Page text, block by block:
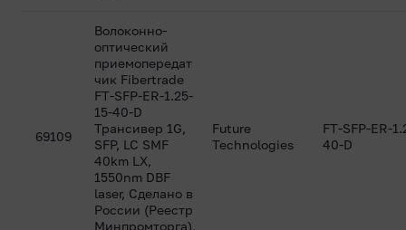
69109
Волоконно-
оптический
приемопередат
чик Fibertrade
FT-SFP-ER-1.25-
15-40-D
Трансивер 1G,
SFP, LC SMF
40km LX,
1550nm DBF
laser, Сделано в
России (Реестр
Минпромторга),
Future
Technologies
FT-SFP-ER-
40-D